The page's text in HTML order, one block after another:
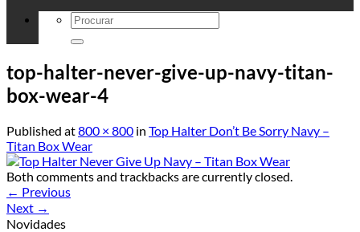
Search
for:
top-halter-never-give-up-navy-titan-
box-wear-4
Published at800 × 800 in Top Halter Don’t Be Sorry Navy –
Titan Box Wear
Both comments and trackbacks are currently closed.
← Previous
Next →
Novidades